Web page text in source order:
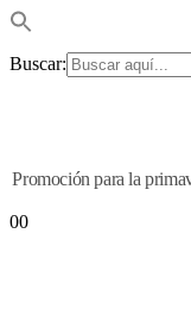
Buscar:
Promoción para la
00